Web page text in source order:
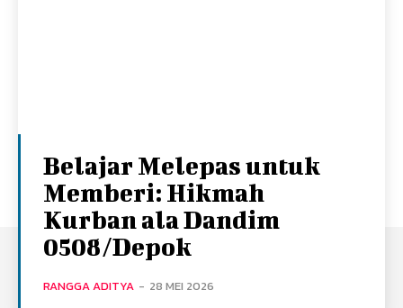
Belajar Melepas untuk
Memberi: Hikmah
Kurban ala Dandim
0508/Depok
RANGGA ADITYA - 28 MEI 2026